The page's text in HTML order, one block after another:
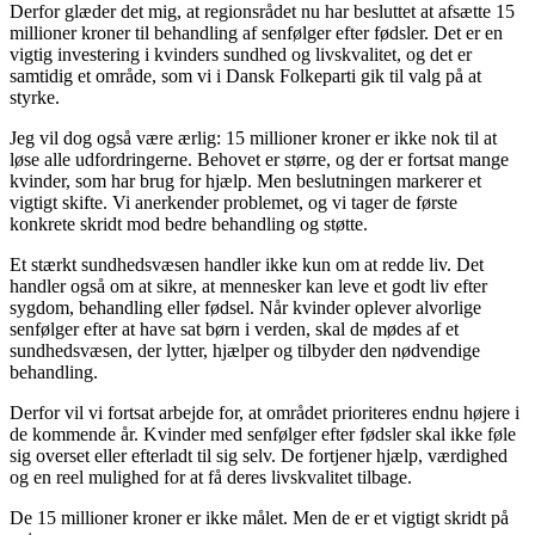
Derfor glæder det mig, at regionsrådet nu har besluttet at afsætte 15
millioner kroner til behandling af senfølger efter fødsler. Det er en
vigtig investering i kvinders sundhed og livskvalitet, og det er
samtidig et område, som vi i Dansk Folkeparti gik til valg på at
styrke.
Jeg vil dog også være ærlig: 15 millioner kroner er ikke nok til at
løse alle udfordringerne. Behovet er større, og der er fortsat mange
kvinder, som har brug for hjælp. Men beslutningen markerer et
vigtigt skifte. Vi anerkender problemet, og vi tager de første
konkrete skridt mod bedre behandling og støtte.
Et stærkt sundhedsvæsen handler ikke kun om at redde liv. Det
handler også om at sikre, at mennesker kan leve et godt liv efter
sygdom, behandling eller fødsel. Når kvinder oplever alvorlige
senfølger efter at have sat børn i verden, skal de mødes af et
sundhedsvæsen, der lytter, hjælper og tilbyder den nødvendige
behandling.
Derfor vil vi fortsat arbejde for, at området prioriteres endnu højere i
de kommende år. Kvinder med senfølger efter fødsler skal ikke føle
sig overset eller efterladt til sig selv. De fortjener hjælp, værdighed
og en reel mulighed for at få deres livskvalitet tilbage.
De 15 millioner kroner er ikke målet. Men de er et vigtigt skridt på